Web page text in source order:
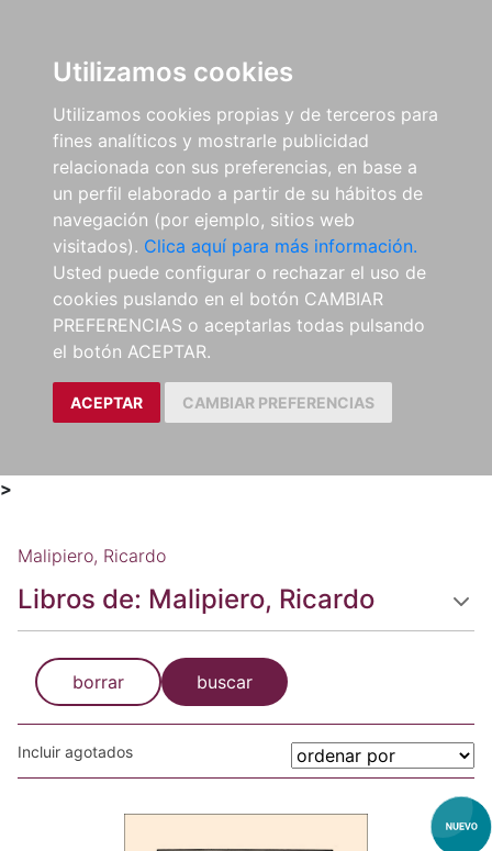
Utilizamos cookies
Utilizamos cookies propias y de terceros para
fines analíticos y mostrarle publicidad
relacionada con sus preferencias, en base a
un perfil elaborado a partir de su hábitos de
navegación (por ejemplo, sitios web
visitados). Clica aquí para más información.
Usted puede configurar o rechazar el uso de
cookies puslando en el botón CAMBIAR
PREFERENCIAS o aceptarlas todas pulsando
el botón ACEPTAR.
ACEPTAR CAMBIAR PREFERENCIAS
>
Malipiero, Ricardo
Libros de: Malipiero, Ricardo
borrar buscar
Incluir agotados